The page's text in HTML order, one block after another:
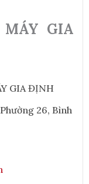
MÁY GIA
GIA ĐỊNH
26, Bình